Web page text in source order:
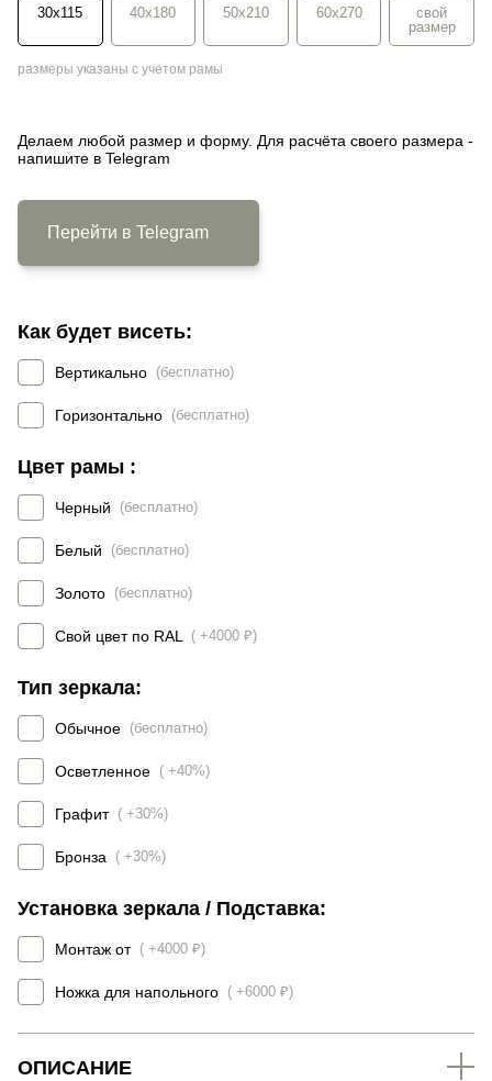
30x115 40x180 50x210 60x270
свой
размер
размеры указаны с учетом рамы
Делаем любой размер и форму. Для расчёта своего размера -
напишите в Telegram
Перейти в Telegram
Как будет висеть:
Вертикально (бесплатно)
Горизонтально (бесплатно)
Цвет рамы :
Черный (бесплатно)
Белый (бесплатно)
Золото (бесплатно)
Свой цвет по RAL ( +4000 ₽)
Тип зеркала:
Обычное (бесплатно)
Осветленное ( +40%)
Графит ( +30%)
Бронза ( +30%)
Установка зеркала / Подставка:
Монтаж от ( +4000 ₽)
Ножка для напольного ( +6000 ₽)
ОПИСАНИЕ